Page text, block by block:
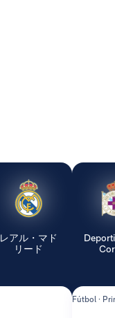
レアル・マド
リード
Fútbol ·